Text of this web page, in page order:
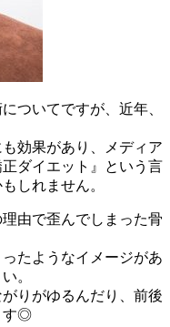
ついてですが、近年、
効果があり、メディア
ダイエット』という言
しれません。
由で歪んでしまった骨
たようなイメージがあ
。
りがゆるんだり、前後
す◎